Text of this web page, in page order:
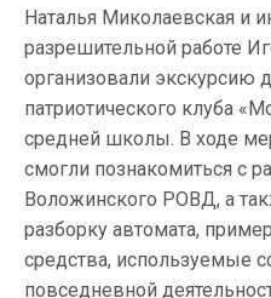
Наталья Миколаевская и
разрешительной работе
организовали экскурсию
патриотического клуба
средней школы. В ходе
смогли познакомиться с
Воложинского РОВД, а
разборку автомата,
средства, используемые
повседневной